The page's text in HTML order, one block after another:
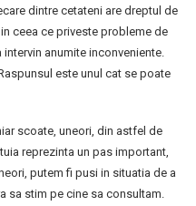
dintre cetateni are dreptul de
ceea ce priveste probleme de
anumite inconveniente.
este unul cat se poate
scoate, uneori, din astfel de
reprezinta un pas important,
putem fi pusi in situatia de a
sa stim pe cine sa consultam.